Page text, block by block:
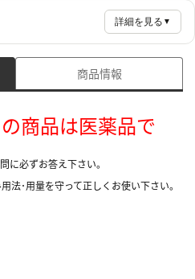
詳細を見る ▼
商品情報
商品は医薬品で
に必ずお答え下さい。
･用量を守って正しくお使い下さい。